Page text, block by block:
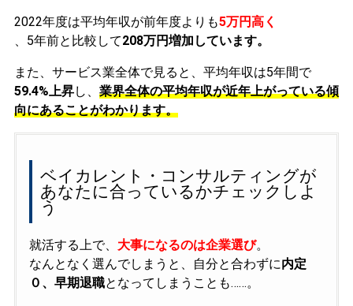
2022年度は平均年収が前年度よりも5万円高く
、5年前と比較して208万円増加しています。
また、サービス業全体で見ると、平均年収は5年間で
59.4%上昇し、 業界全体の平均年収が近年上がっている傾
向にあることがわかります。
ベイカレント・コンサルティングが
あなたに合っているかチェックしよ
う
就活する上で、 大事になるのは企業選び。
なんとなく選んでしまうと、自分と合わずに内定
０、早期退職となってしまうことも……。